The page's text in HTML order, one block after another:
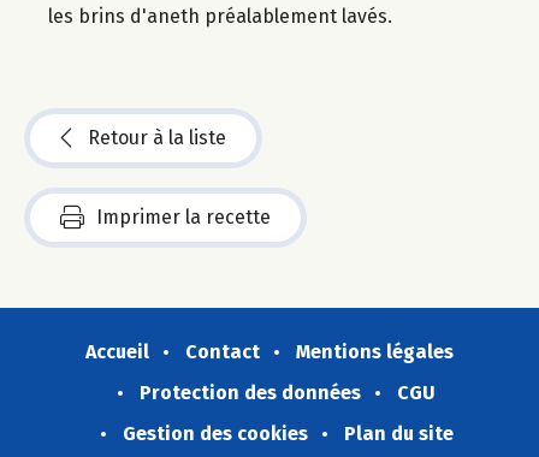
les brins d'aneth préalablement lavés.
Retour à la liste
Imprimer la recette
Accueil Contact
Mentions légales
Protection des données
CGU
Gestion des cookies
Plan du site